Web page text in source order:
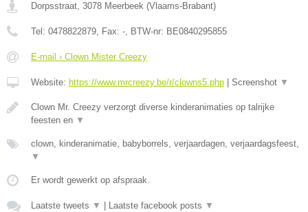
Dorpsstraat, 3078 Meerbeek (Vlaams-Brabant)
Tel: 0478822879, Fax: -, BTW-nr: BE0840295855
E-mail › Clown Mister Creezy
Website: https://www.mrcreezy.be/r/clowns5.php Screenshot ▼
Clown Mr. Creezy verzorgt diverse kinderanimaties op talrijke
feesten en ▼
clown, kinderanimatie, babyborrels, verjaardagen, verjaardagsfeest,
▼
Er wordt gewerkt op afspraak.
Laatste tweets ▼ Laatste facebook posts ▼